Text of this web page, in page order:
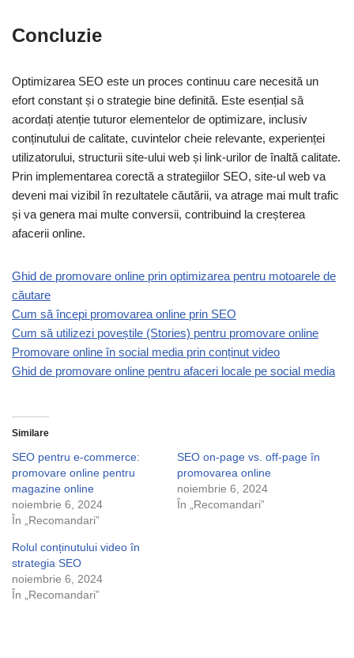
Concluzie
Optimizarea SEO este un proces continuu care necesită un
efort constant și o strategie bine definită. Este esențial să
acordați atenție tuturor elementelor de optimizare, inclusiv
conținutului de calitate, cuvintelor cheie relevante, experienței
utilizatorului, structurii site-ului web și link-urilor de înaltă calitate.
Prin implementarea corectă a strategiilor SEO, site-ul web va
deveni mai vizibil în rezultatele căutării, va atrage mai mult trafic
și va genera mai multe conversii, contribuind la creșterea
afacerii online.
Ghid de promovare online prin optimizarea pentru motoarele de
căutare
Cum să începi promovarea online prin SEO
Cum să utilizezi poveștile (Stories) pentru promovare online
Promovare online în social media prin conținut video
Ghid de promovare online pentru afaceri locale pe social media
Similare
SEO pentru e-commerce:
promovare online pentru
magazine online
noiembrie 6, 2024
În „Recomandari”
SEO on-page vs. off-page în
promovarea online
noiembrie 6, 2024
În „Recomandari”
Rolul conținutului video în
strategia SEO
noiembrie 6, 2024
În „Recomandari”